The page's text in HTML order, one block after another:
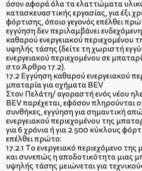
όσον αφορά όλα τα ελαττώματα
κατασκευαστικής εργασίας, για έξι
φόρτισης, όποιο γεγονός επέλθει
εγγύηση δεν περιλαμβάνει
καθαρού ενεργειακού περιεχομένου
υψηλής τάσης (δείτε τη χωριστή
ενεργειακού περιεχομένου σε
στο Άρθρο 17.2).
17.2 Εγγύηση καθαρού ενεργειακού
μπαταρία για οχήματα BEV
Στον Πελάτη/ αγοραστή ενός νέου
BEV παρέχεται, εφόσον πληρούνται
συνθήκες, εγγύηση για σημαντική
ενεργειακού περιεχομένου της
για 6 χρόνια ή για 2.500 κύκλους
επέλθει πρώτο:
17.2.1 Το ενεργειακό περιεχόμενο
και συνεπώς η αποδοτικότητα μιας
υψηλής τάσης μειώνεται για